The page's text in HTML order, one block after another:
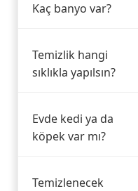
Kaç banyo var?
Temizlik hangi
sıklıkla yapılsın?
Evde kedi ya da
köpek var mı?
Temizlenecek